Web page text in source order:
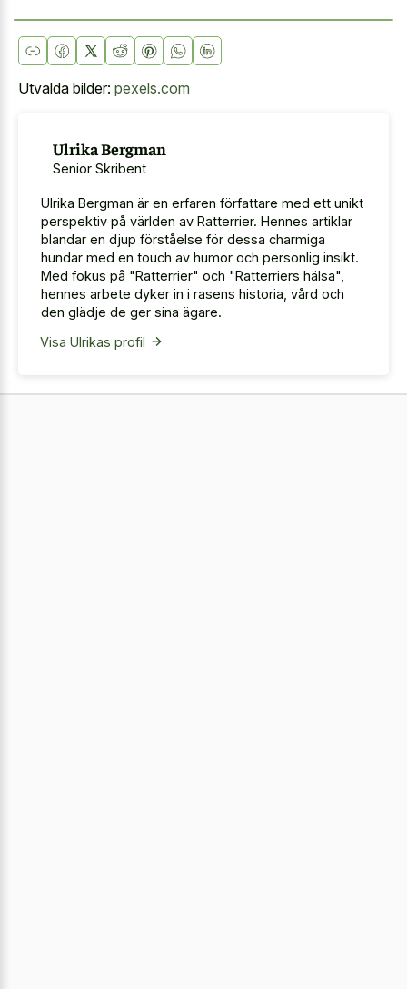
Utvalda bilder: pexels.com
Ulrika Bergman
Senior Skribent
Ulrika Bergman är en erfaren författare med ett unikt
perspektiv på världen av Ratterrier. Hennes artiklar
blandar en djup förståelse för dessa charmiga
hundar med en touch av humor och personlig insikt.
Med fokus på "Ratterrier" och "Ratterriers hälsa",
hennes arbete dyker in i rasens historia, vård och
den glädje de ger sina ägare.
Visa Ulrikas profil